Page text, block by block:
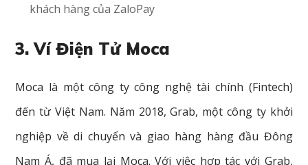
khách hàng của ZaloPay
3. Ví Điện Tử Moca
Moca là một công ty công nghệ tài chính (Fintech)
đến từ Việt Nam. Năm 2018, Grab, một công ty khởi
nghiệp về di chuyển và giao hàng hàng đầu Đông
Nam Á, đã mua lại Moca. Với việc hợp tác với Grab,